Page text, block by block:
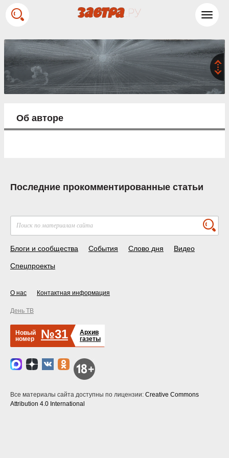
Об авторе
Последние прокомментированные статьи
Блоги и сообщества События Слово дня Видео
Спецпроекты
О нас Контактная информация
День ТВ
Новый
номер
№31
Архив
газеты
Все материалы сайта доступны по лицензии: Creative Commons
Attribution 4.0 International